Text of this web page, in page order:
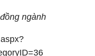
ngành